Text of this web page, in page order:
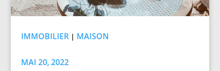
IMMOBILIER| MAISON
MAI 20, 2022